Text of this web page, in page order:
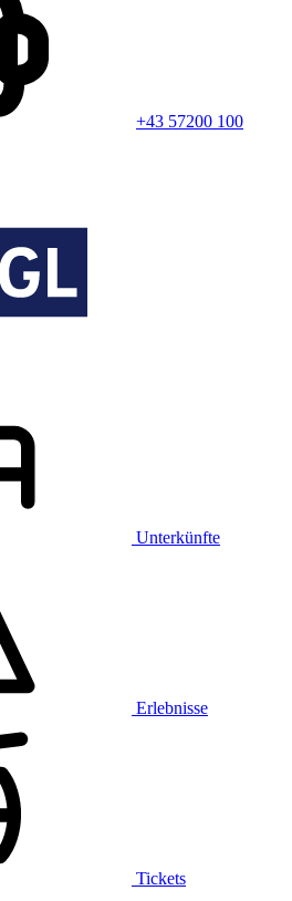
+43 57200 100
Unterkünfte
Erlebnisse
Tickets